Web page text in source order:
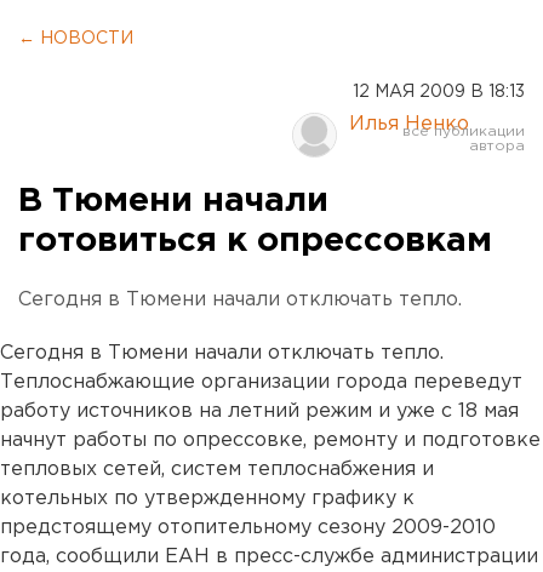
← НОВОСТИ
12 МАЯ 2009 В 18:13
Илья Ненко
В Тюмени начали
готовиться к опрессовкам
Сегодня в Тюмени начали отключать тепло.
Сегодня в Тюмени начали отключать тепло.
Теплоснабжающие организации города переведут
работу источников на летний режим и уже с 18 мая
начнут работы по опрессовке, ремонту и подготовке
тепловых сетей, систем теплоснабжения и
котельных по утвержденному графику к
предстоящему отопительному сезону 2009-2010
года, сообщили ЕАН в пресс-службе администрации